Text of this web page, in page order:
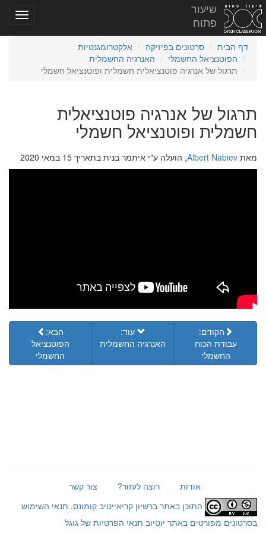
שיעור
פתוח
דף הבית סרטונים בפיזיקה
אלקטרומגנטיות
הפוטנציאל החשמלי
האנרגיה החשמלית
תרגול של אנרגיה פוטנציאלית חשמלית ופוטנציאל חשמלי
תרגול של אנרגיה פוטנציאלית
חשמלית ופוטנציאל חשמלי
מאת Albert Nabiev, הועלה ע"י איתמר בנית בתאריך 15 במאי 2020
הקודם:
עבודת הכוח
החשמלי
עוד:
האנרגיה החשמלית
הבא:
הפוטנציאל
החשמלי
אודות רוצה לעזור?
צור קשר
התוכן באתר ברשיון קריאייטיב קומונס. תנאי השימוש
בסרטונים מפורטים באתר יוטיוב תנאי הפרטיות של גוגל